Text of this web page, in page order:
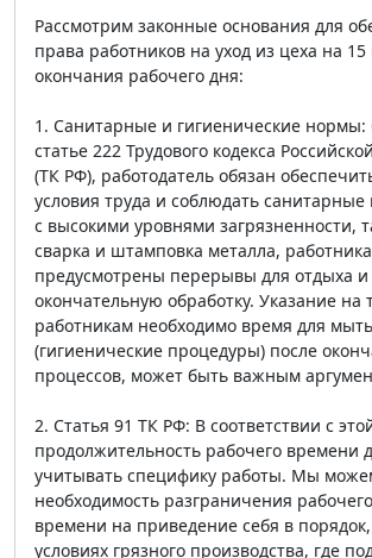
Рассмотрим законные основания для
права работников на уход из цеха на
окончания рабочего дня:
1. Санитарные и гигиенические нормы:
статье 222 Трудового кодекса
(ТК РФ), работодатель обязан
условия труда и соблюдать
с высокими уровнями загрязненности,
сварка и штамповка металла,
предусмотрены перерывы для отдыха
окончательную обработку. Указание на
работникам необходимо время для
(гигиенические процедуры) после
процессов, может быть важным
2. Статья 91 ТК РФ: В соответствии с
продолжительность рабочего времени
учитывать специфику работы. Мы
необходимость разграничения
времени на приведение себя в
условиях грязного производства, где